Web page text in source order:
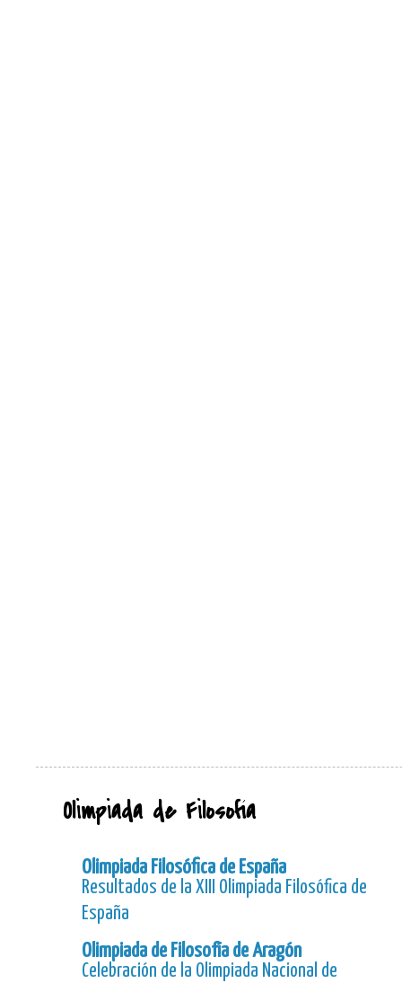
Olimpiada de Filosofía
Olimpiada Filosófica de España
Resultados de la XIII Olimpiada Filosófica de
España
Olimpiada de Filosofía de Aragón
Celebración de la Olimpiada Nacional de